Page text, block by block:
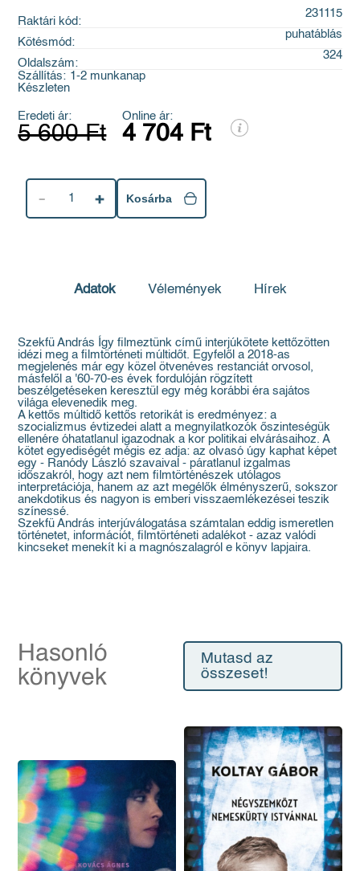
Raktári kód:
231115
Kötésmód:
puhatáblás
Oldalszám:
324
Szállítás: 1-2 munkanap
Készleten
Eredeti ár:
5 600 Ft
Online ár:
4 704 Ft
1 Kosárba
Adatok Vélemények Hírek
Szekfü András Így filmeztünk című interjúkötete kettőzötten
idézi meg a filmtörténeti múltidőt. Egyfelől a 2018-as
megjelenés már egy közel ötvenéves restanciát orvosol,
másfelől a '60-70-es évek fordulóján rögzített
beszélgetéseken keresztül egy még korábbi éra sajátos
világa elevenedik meg.
A kettős múltidő kettős retorikát is eredményez: a
szocializmus évtizedei alatt a megnyilatkozók őszinteségük
ellenére óhatatlanul igazodnak a kor politikai elvárásaihoz. A
kötet egyediségét mégis ez adja: az olvasó úgy kaphat képet
egy - Ranódy László szavaival - páratlanul izgalmas
időszakról, hogy azt nem filmtörténészek utólagos
interpretációja, hanem az azt megélők élményszerű, sokszor
anekdotikus és nagyon is emberi visszaemlékezései teszik
színessé.
Szekfü András interjúválogatása számtalan eddig ismeretlen
történetet, információt, filmtörténeti adalékot - azaz valódi
kincseket menekít ki a magnószalagról e könyv lapjaira.
Hasonló
könyvek
Mutasd az
összeset!